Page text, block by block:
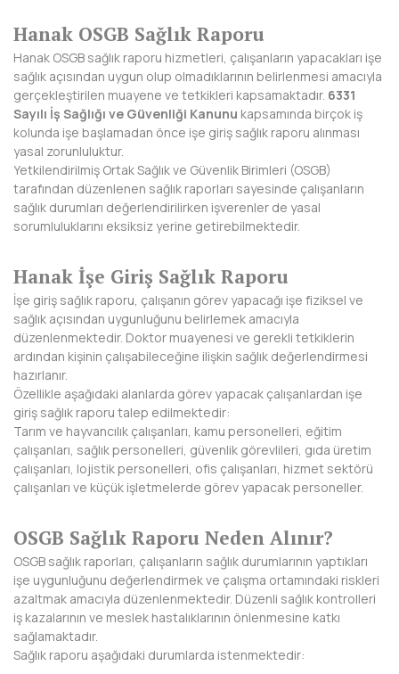
ÇANKIRI
ÇORUM
DENİZLİ
DİYARBAKIR
DÜZCE
EDİRNE
ERZİNCAN
ERZURUM
ESKİŞEHİR
GAZİANTEP
GİRESUN
GÜMÜŞHANE
IĞDIR
ISPARTA
KAHRAMANMARAŞ
Hanak OSGB Sağlık Raporu
Hanak OSGB sağlık raporu hizmetleri, çalışanların yapacakları işe
sağlık açısından uygun olup olmadıklarının belirlenmesi amacıyla
gerçekleştirilen muayene ve tetkikleri kapsamaktadır. 6331
Sayılı İş Sağlığı ve Güvenliği Kanunu kapsamında birçok iş
kolunda işe başlamadan önce işe giriş sağlık raporu alınması
yasal zorunluluktur.
Yetkilendirilmiş Ortak Sağlık ve Güvenlik Birimleri (OSGB)
tarafından düzenlenen sağlık raporları sayesinde çalışanların
sağlık durumları değerlendirilirken işverenler de yasal
sorumluluklarını eksiksiz yerine getirebilmektedir.
Hanak İşe Giriş Sağlık Raporu
İşe giriş sağlık raporu, çalışanın görev yapacağı işe fiziksel ve
sağlık açısından uygunluğunu belirlemek amacıyla
düzenlenmektedir. Doktor muayenesi ve gerekli tetkiklerin
ardından kişinin çalışabileceğine ilişkin sağlık değerlendirmesi
hazırlanır.
Özellikle aşağıdaki alanlarda görev yapacak çalışanlardan işe
giriş sağlık raporu talep edilmektedir:
Tarım ve hayvancılık çalışanları, kamu personelleri, eğitim
çalışanları, sağlık personelleri, güvenlik görevlileri, gıda üretim
çalışanları, lojistik personelleri, ofis çalışanları, hizmet sektörü
çalışanları ve küçük işletmelerde görev yapacak personeller.
OSGB Sağlık Raporu Neden Alınır?
OSGB sağlık raporları, çalışanların sağlık durumlarının yaptıkları
işe uygunluğunu değerlendirmek ve çalışma ortamındaki riskleri
azaltmak amacıyla düzenlenmektedir. Düzenli sağlık kontrolleri
iş kazalarının ve meslek hastalıklarının önlenmesine katkı
sağlamaktadır.
Sağlık raporu aşağıdaki durumlarda istenmektedir: